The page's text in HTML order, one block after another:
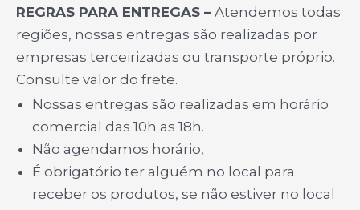
REGRAS PARA ENTREGAS – Atendemos todas
regiões, nossas entregas são realizadas por
empresas terceirizadas ou transporte próprio.
Consulte valor do frete.
Nossas entregas são realizadas em horário
comercial das 10h as 18h.
Não agendamos horário,
É obrigatório ter alguém no local para
receber os produtos, se não estiver no local